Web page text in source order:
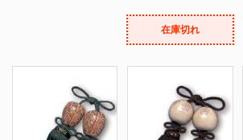
在庫切れ